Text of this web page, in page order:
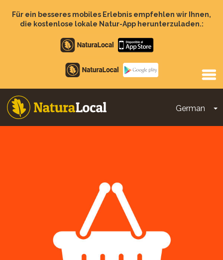
zumFür ein besseres mobiles Erlebnis empfehlen wir Ihnen,
die kostenlose lokale Natur-App herunterzuladen.:
Apple
store
Google
Play
German
Main